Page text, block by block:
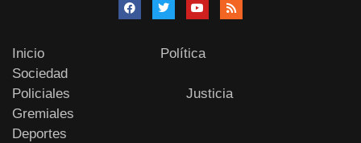
Inicio
Política
Sociedad
Policiales
Justicia
Gremiales
Deportes